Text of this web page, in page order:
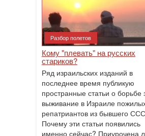
Разбор полетов
Кому "плевать" на русских
стариков?
Ряд израильских изданий в
последнее время публикую
пространные статьи о борьбе
выживание в Израиле
репатриантов из бывшего
Почему эти статьи появились
именно сейчас? Приурочена